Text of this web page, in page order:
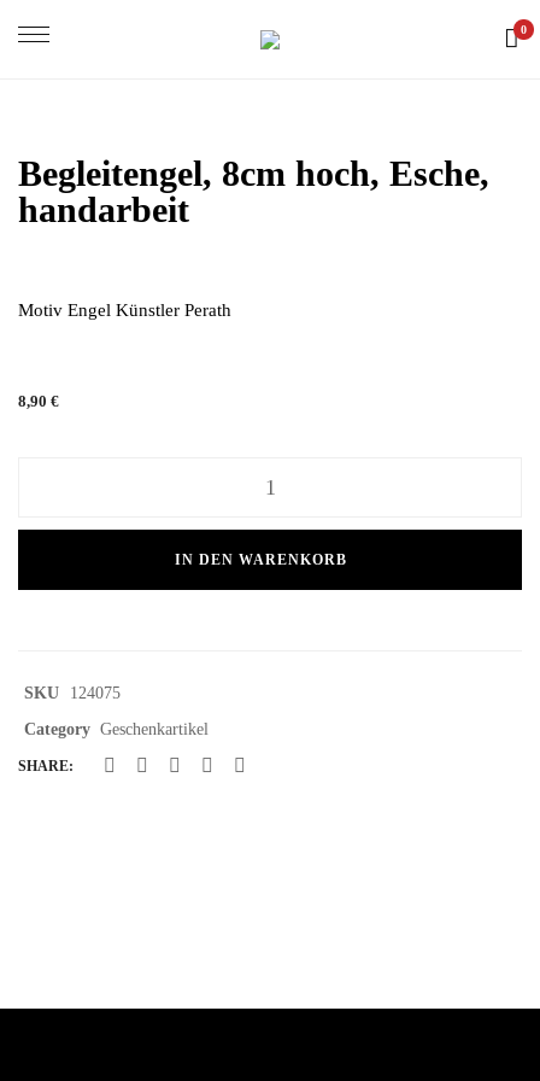
0
Begleitengel, 8cm hoch, Esche,
handarbeit
Motiv Engel Künstler Perath
8,90 €
IN DEN WARENKORB
SKU
124075
Category Geschenkartikel
SHARE: